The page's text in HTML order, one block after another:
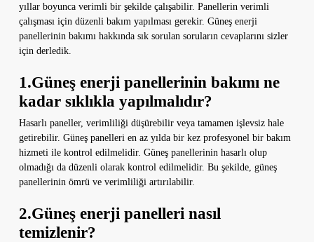
yıllar boyunca verimli bir şekilde çalışabilir. Panellerin verimli
çalışması için düzenli bakım yapılması gerekir. Güneş enerji
panellerinin bakımı hakkında sık sorulan soruların cevaplarını sizler
için derledik.
1.Güneş enerji panellerinin bakımı ne
kadar sıklıkla yapılmalıdır?
Hasarlı paneller, verimliliği düşürebilir veya tamamen işlevsiz hale
getirebilir. Güneş panelleri en az yılda bir kez profesyonel bir bakım
hizmeti ile kontrol edilmelidir. Güneş panellerinin hasarlı olup
olmadığı da düzenli olarak kontrol edilmelidir. Bu şekilde, güneş
panellerinin ömrü ve verimliliği artırılabilir.
2.Güneş enerji panelleri nasıl
temizlenir?